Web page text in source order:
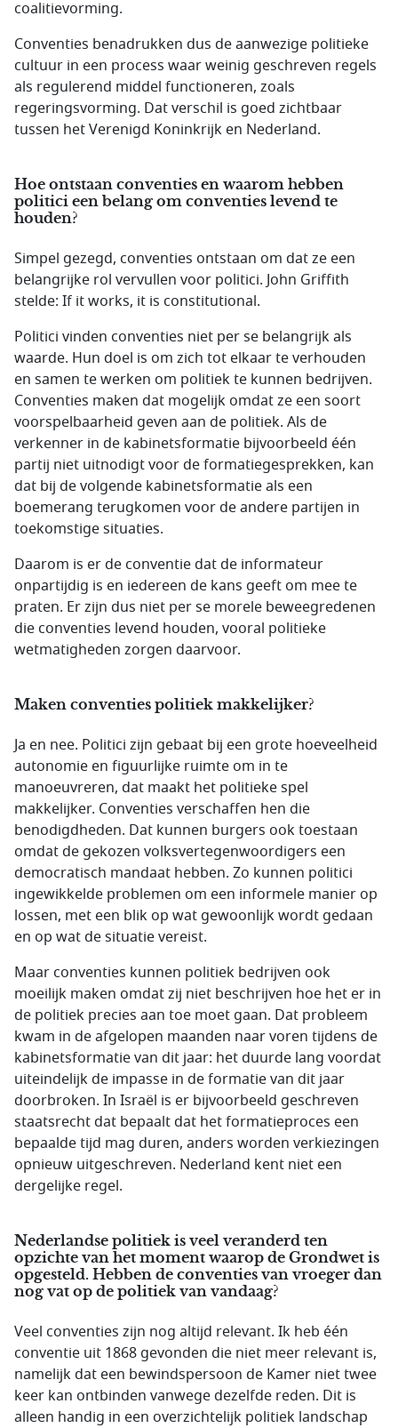
coalitievorming.
Conventies benadrukken dus de aanwezige politieke
cultuur in een process waar weinig geschreven regels
als regulerend middel functioneren, zoals
regeringsvorming. Dat verschil is goed zichtbaar
tussen het Verenigd Koninkrijk en Nederland.
Hoe ontstaan conventies en waarom hebben
politici een belang om conventies levend te
houden?
Simpel gezegd, conventies ontstaan om dat ze een
belangrijke rol vervullen voor politici. John Griffith
stelde: If it works, it is constitutional.
Politici vinden conventies niet per se belangrijk als
waarde. Hun doel is om zich tot elkaar te verhouden
en samen te werken om politiek te kunnen bedrijven.
Conventies maken dat mogelijk omdat ze een soort
voorspelbaarheid geven aan de politiek. Als de
verkenner in de kabinetsformatie bijvoorbeeld één
partij niet uitnodigt voor de formatiegesprekken, kan
dat bij de volgende kabinetsformatie als een
boemerang terugkomen voor de andere partijen in
toekomstige situaties.
Daarom is er de conventie dat de informateur
onpartijdig is en iedereen de kans geeft om mee te
praten. Er zijn dus niet per se morele beweegredenen
die conventies levend houden, vooral politieke
wetmatigheden zorgen daarvoor.
Maken conventies politiek makkelijker?
Ja en nee. Politici zijn gebaat bij een grote hoeveelheid
autonomie en figuurlijke ruimte om in te
manoeuvreren, dat maakt het politieke spel
makkelijker. Conventies verschaffen hen die
benodigdheden. Dat kunnen burgers ook toestaan
omdat de gekozen volksvertegenwoordigers een
democratisch mandaat hebben. Zo kunnen politici
ingewikkelde problemen om een informele manier op
lossen, met een blik op wat gewoonlijk wordt gedaan
en op wat de situatie vereist.
Maar conventies kunnen politiek bedrijven ook
moeilijk maken omdat zij niet beschrijven hoe het er in
de politiek precies aan toe moet gaan. Dat probleem
kwam in de afgelopen maanden naar voren tijdens de
kabinetsformatie van dit jaar: het duurde lang voordat
uiteindelijk de impasse in de formatie van dit jaar
doorbroken. In Israël is er bijvoorbeeld geschreven
staatsrecht dat bepaalt dat het formatieproces een
bepaalde tijd mag duren, anders worden verkiezingen
opnieuw uitgeschreven. Nederland kent niet een
dergelijke regel.
Nederlandse politiek is veel veranderd ten
opzichte van het moment waarop de Grondwet is
opgesteld. Hebben de conventies van vroeger dan
nog vat op de politiek van vandaag?
Veel conventies zijn nog altijd relevant. Ik heb één
conventie uit 1868 gevonden die niet meer relevant is,
namelijk dat een bewindspersoon de Kamer niet twee
keer kan ontbinden vanwege dezelfde reden. Dit is
alleen handig in een overzichtelijk politiek landschap